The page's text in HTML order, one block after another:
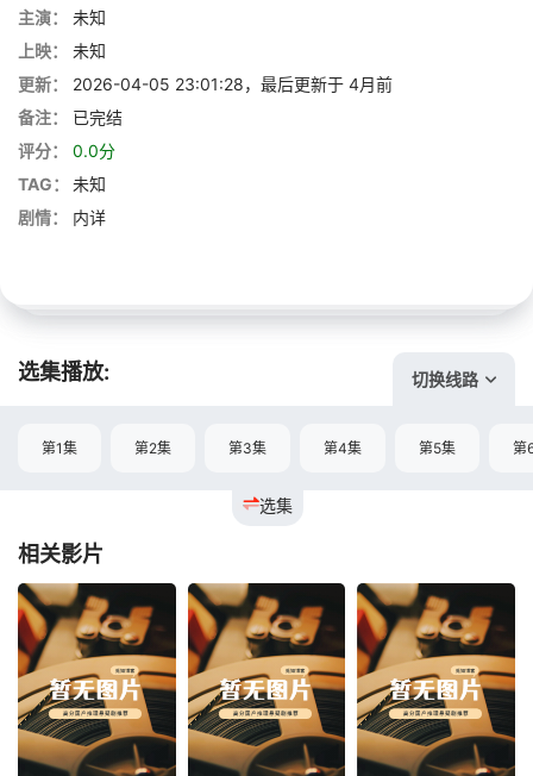
主演：
未知
上映：
未知
更新：
2026-04-05 23:01:28，最后更新于 4月前
备注：
已完结
评分：
0.0分
TAG：
未知
剧情：
内详
选集播放: 切换线路
选集
第1集 第2集 第3集 第4集 第5集 第
相关影片